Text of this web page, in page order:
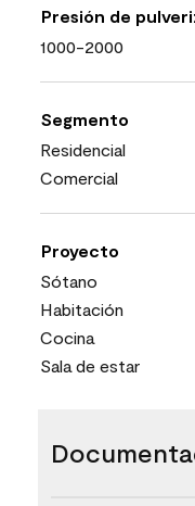
Presión de
1000-2000
Segmento
Residencial
Comercial
Proyecto
Sótano
Habitación
Cocina
Sala de estar